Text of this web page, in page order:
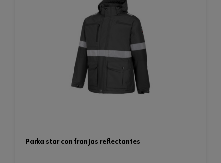
parka star con franjas reflectantes